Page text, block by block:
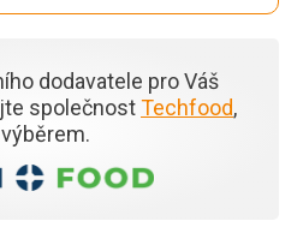
dodavatele pro Váš
společnostTechfood,